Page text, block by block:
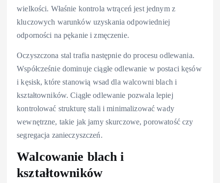
wielkości. Właśnie kontrola wtrąceń jest jednym z
kluczowych warunków uzyskania odpowiedniej
odporności na pękanie i zmęczenie.
Oczyszczona stal trafia następnie do procesu odlewania.
Współcześnie dominuje ciągłe odlewanie w postaci kęsów
i kęsisk, które stanowią wsad dla walcowni blach i
kształtowników. Ciągłe odlewanie pozwala lepiej
kontrolować strukturę stali i minimalizować wady
wewnętrzne, takie jak jamy skurczowe, porowatość czy
segregacja zanieczyszczeń.
Walcowanie blach i
kształtowników